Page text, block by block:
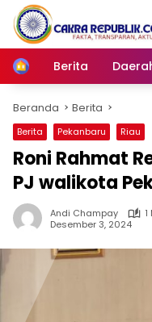
Langsung
konten
Home
Berita
Beranda Berita
Berita Pekanbaru Riau
Roni Rahmat
PJ walikota
Andi Champay
Desember 3, 2024